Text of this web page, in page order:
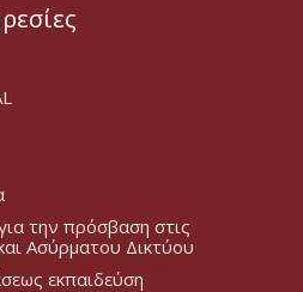
την πρόσβαση στις
Ασύρματου Δικτύου
εκπαιδεύση